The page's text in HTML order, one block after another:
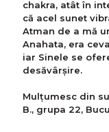
chakra, atât în
că acel sunet
Atman de a mă
Anahata, era
iar Sinele se
desăvârșire.
Mulțumesc din
B., grupa 22,